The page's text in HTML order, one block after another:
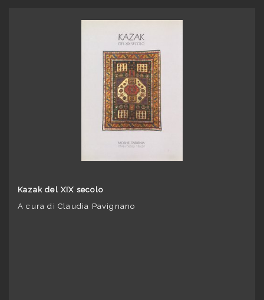
Kazak del XIX secolo
A cura di Claudia Pavignano